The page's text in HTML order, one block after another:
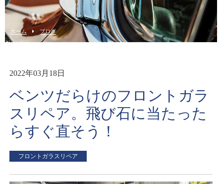
ホーム ブログ
2022年03月18日
ベンツだらけのフロントガラ
スリペア。飛び石に当たった
らすぐ直そう！
フロントガラスリペア